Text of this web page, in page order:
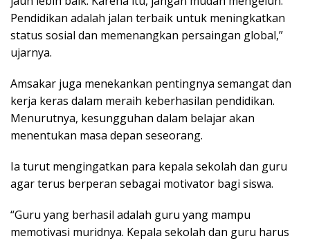
Pendidikan adalah jalan terbaik untuk meningkatkan
status sosial dan memenangkan persaingan global,”
ujarnya.
Amsakar juga menekankan pentingnya semangat dan
kerja keras dalam meraih keberhasilan pendidikan.
Menurutnya, kesungguhan dalam belajar akan
menentukan masa depan seseorang.
Ia turut mengingatkan para kepala sekolah dan guru
agar terus berperan sebagai motivator bagi siswa.
“Guru yang berhasil adalah guru yang mampu
memotivasi muridnya. Kepala sekolah dan guru harus